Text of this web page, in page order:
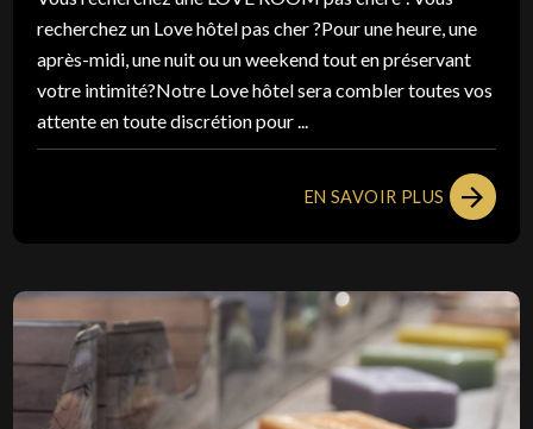
recherchez un Love hôtel pas cher ?Pour une heure, une
après-midi, une nuit ou un weekend tout en préservant
votre intimité?Notre Love hôtel sera combler toutes vos
attente en toute discrétion pour ...
EN SAVOIR PLUS